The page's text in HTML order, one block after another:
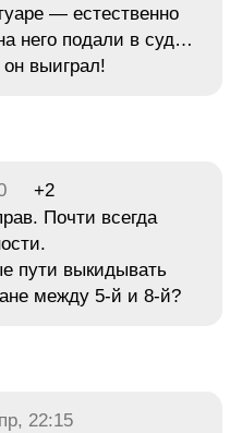
— естественно
него подали в суд…
выиграл!
+2
Почти всегда
пути выкидывать
между 5-й и 8-й?
22:15